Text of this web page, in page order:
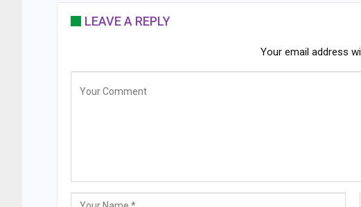
LEAVE A REPLY
Your email address